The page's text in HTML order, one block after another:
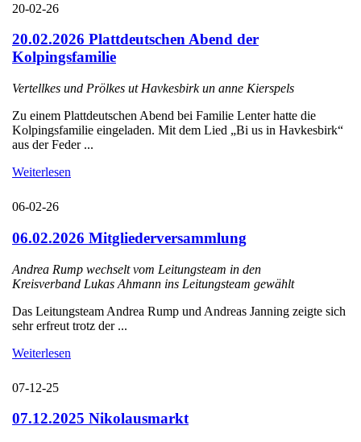
20-02-26
20.02.2026 Plattdeutschen Abend der
Kolpingsfamilie
Vertellkes und Prölkes ut Havkesbirk un anne Kierspels
Zu einem Plattdeutschen Abend bei Familie Lenter hatte die
Kolpingsfamilie eingeladen. Mit dem Lied „Bi us in Havkesbirk“
aus der Feder ...
Weiterlesen
06-02-26
06.02.2026 Mitgliederversammlung
Andrea Rump wechselt vom Leitungsteam in den
Kreisverband Lukas Ahmann ins Leitungsteam gewählt
Das Leitungsteam Andrea Rump und Andreas Janning zeigte sich
sehr erfreut trotz der ...
Weiterlesen
07-12-25
07.12.2025 Nikolausmarkt